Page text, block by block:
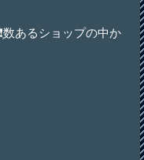
数あるショップの中か